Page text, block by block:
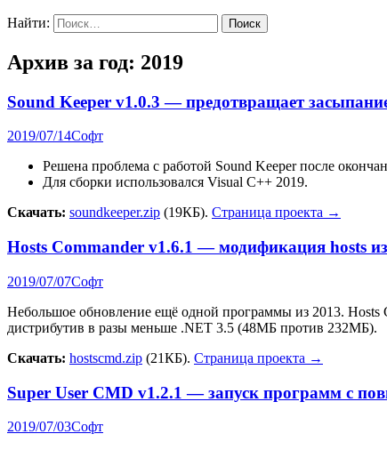
Найти:
Архив за год: 2019
Sound Keeper v1.0.3 — предотвращает
2019/07/14Софт
Решена проблема с работой Sound Keeper после
Для сборки использовался Visual C++ 2019.
Скачать: soundkeeper.zip (19КБ). Страница проекта →
Hosts Commander v1.6.1 — модификация hosts
2019/07/07Софт
Небольшое обновление ещё одной программы из 2013. Hosts
дистрибутив в разы меньше .NET 3.5 (48МБ против 232МБ).
Скачать: hostscmd.zip (21КБ). Страница проекта →
Super User CMD v1.2.1 — запуск программ с
2019/07/03Софт